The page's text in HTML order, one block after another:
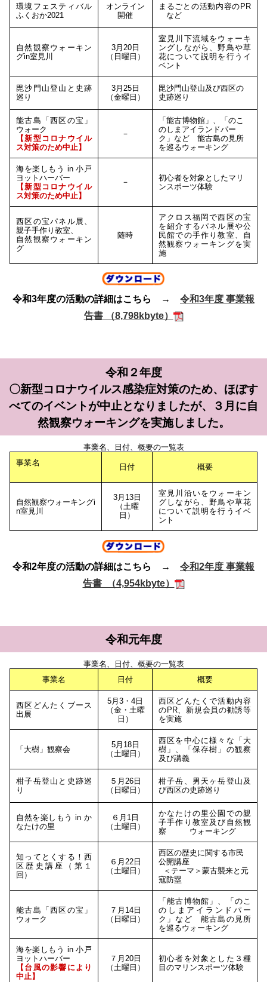
環境フェスティバル
ふくおか2021
オンライン
開催
まるごとの活動内容のPR
など
自然観察ウォーキン
グin室見川
3月20日
（日曜日）
室見川下流域をウォーキ
ングしながら、野鳥や草
花について説明を行うイ
ベント
毘沙門山登山と史跡
巡り
3月25日
（金曜日）
毘沙門山登山及び西区の
史跡巡り
能古島「西区の宝」
ウォーク
【新型コロナウイル
ス対策のため中止】
－
「能古博物館」、「のこ
のしまアイランドパー
ク」など 能古島の見所
を巡るウォーキング
海を楽しもう in 小戸
ヨットハーバー
【新型コロナウイル
ス対策のため中止】
－
初心者を対象としたマリ
ンスポーツ体験
西区の宝パネル展、
親子手作り教室、
自然観察ウォーキン
グ
随時
アクロス福岡で西区の宝
を紹介するパネル展や公
民館での手作り教室、自
然観察ウォーキングを実
施
令和3年度の活動の詳細はこちら → 令和3年度 事業報
告書 （8,798kbyte）
令和２年度
〇新型コロナウイルス感染症対策のため、ほぼす
べてのイベントが中止となりましたが、３月に自
然観察ウォーキングを実施しました。
事業名、日付、概要の一覧表
事業名
日付 概要
自然観察ウォーキングi
n室見川
3月13日
（土曜
日）
室見川沿いをウォーキン
グしながら、野鳥や草花
について説明を行うイベ
ント
令和2年度の活動の詳細はこちら → 令和2年度 事業報
告書 （4,954kbyte）
令和元年度
事業名、日付、概要の一覧表
事業名
日付 概要
西区どんたくブース
出展
5月3・4日
（金・土曜
日）
西区どんたくで活動内容
のPR、新規会員の勧誘等
を実施
「大樹」観察会
5月18日
（土曜日）
西区を中心に様々な「大
樹」、「保存樹」の観察
及び講義
柑子岳登山と史跡巡
り
５月26日
（日曜日）
柑子岳、男天ヶ岳登山及
び西区の史跡巡り
自然を楽しもう in か
なたけの里
６月1日
（土曜日）
かなたけの里公園での親
子手作り教室及び自然観
察 ウォーキング
知ってとくする！西
区歴史講座（第１
回）
６月22日
（土曜日）
西区の歴史に関する市民
公開講座
＜テーマ＞蒙古襲来と元
寇防塁
能古島「西区の宝」
ウォーク
７月14日
（日曜日）
「能古博物館」、「のこ
のしまアイランドパー
ク」など 能古島の見所
を巡るウォーキング
海を楽しもう in 小戸
ヨットハーバー
【台風の影響により
中止】
７月20日
（土曜日）
初心者を対象とした３種
目のマリンスポーツ体験